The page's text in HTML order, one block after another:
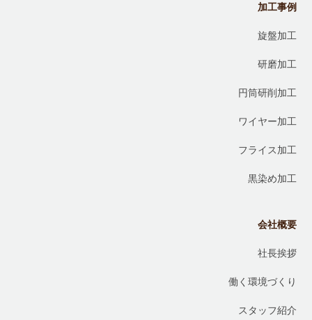
加工事例
旋盤加工
研磨加工
円筒研削加工
ワイヤー加工
フライス加工
黒染め加工
会社概要
社長挨拶
働く環境づくり
スタッフ紹介